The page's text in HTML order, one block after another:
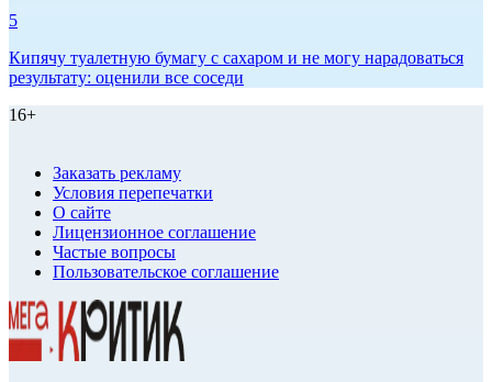
5
Кипячу туалетную бумагу с сахаром и не могу нарадоваться
результату: оценили все соседи
16+
Заказать рекламу
Условия перепечатки
О сайте
Лицензионное соглашение
Частые вопросы
Пользовательское соглашение